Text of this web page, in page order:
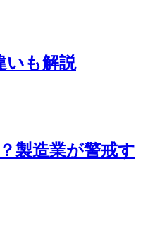
いも解説
製造業が警戒す